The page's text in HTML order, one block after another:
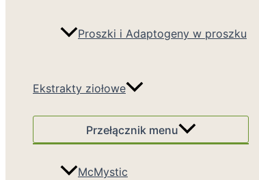
Proszki i Adaptogeny w proszku
Ekstrakty ziołowe
Przełącznik menu
McMystic